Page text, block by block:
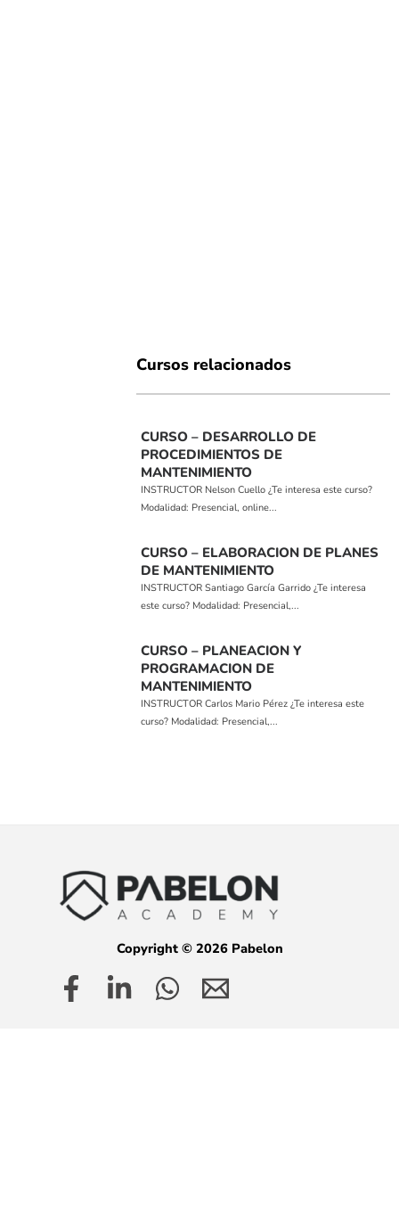
Cursos relacionados
CURSO – DESARROLLO DE
PROCEDIMIENTOS DE
MANTENIMIENTO
INSTRUCTOR Nelson Cuello ¿Te interesa este curso?
Modalidad: Presencial, online...
CURSO – ELABORACION DE PLANES
DE MANTENIMIENTO
INSTRUCTOR Santiago García Garrido ¿Te interesa
este curso? Modalidad: Presencial,...
CURSO – PLANEACION Y
PROGRAMACION DE
MANTENIMIENTO
INSTRUCTOR Carlos Mario Pérez ¿Te interesa este
curso? Modalidad: Presencial,...
Copyright © 2026 Pabelon